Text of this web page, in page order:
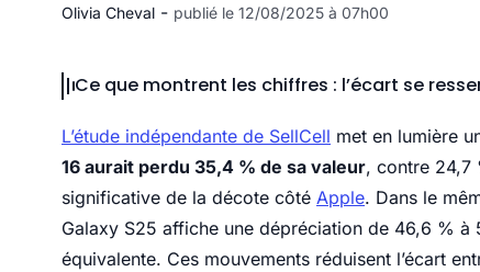
Olivia Cheval - publié le 12/08/2025 à 07h00
Ce que montrent les chiffres : l’écart se
L’étude indépendante de SellCell met en lumière
16 aurait perdu 35,4 % de sa valeur, contre 24,7
significative de la décote côté Apple. Dans le
Galaxy S25 affiche une dépréciation de 46,6 %
équivalente. Ces mouvements réduisent l’écart